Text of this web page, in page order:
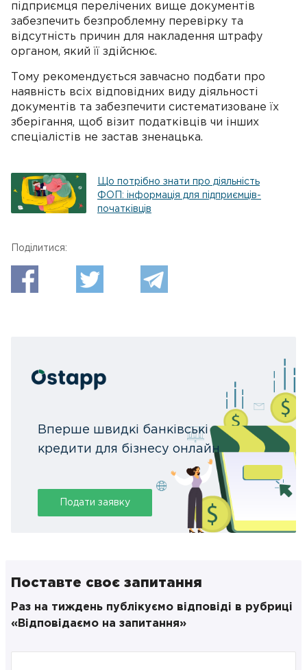
підприємця перелічених вище документів
забезпечить безпроблемну перевірку та
відсутність причин для накладення штрафу
органом, який її здійснює.
Тому рекомендується завчасно подбати про
наявність всіх відповідних виду діяльності
документів та забезпечити систематизоване їх
зберігання, щоб візит податківців чи інших
спеціалістів не застав зненацька.
Що потрібно знати про діяльність
ФОП: інформація для підприємців-
початківців
Поділитися:
Вперше швидкі банківські
кредити для бізнесу онлайн
Подати заявку
Поставте своє запитання
Раз на тиждень публікуємо відповіді в рубриці
«Відповідаємо на запитання»